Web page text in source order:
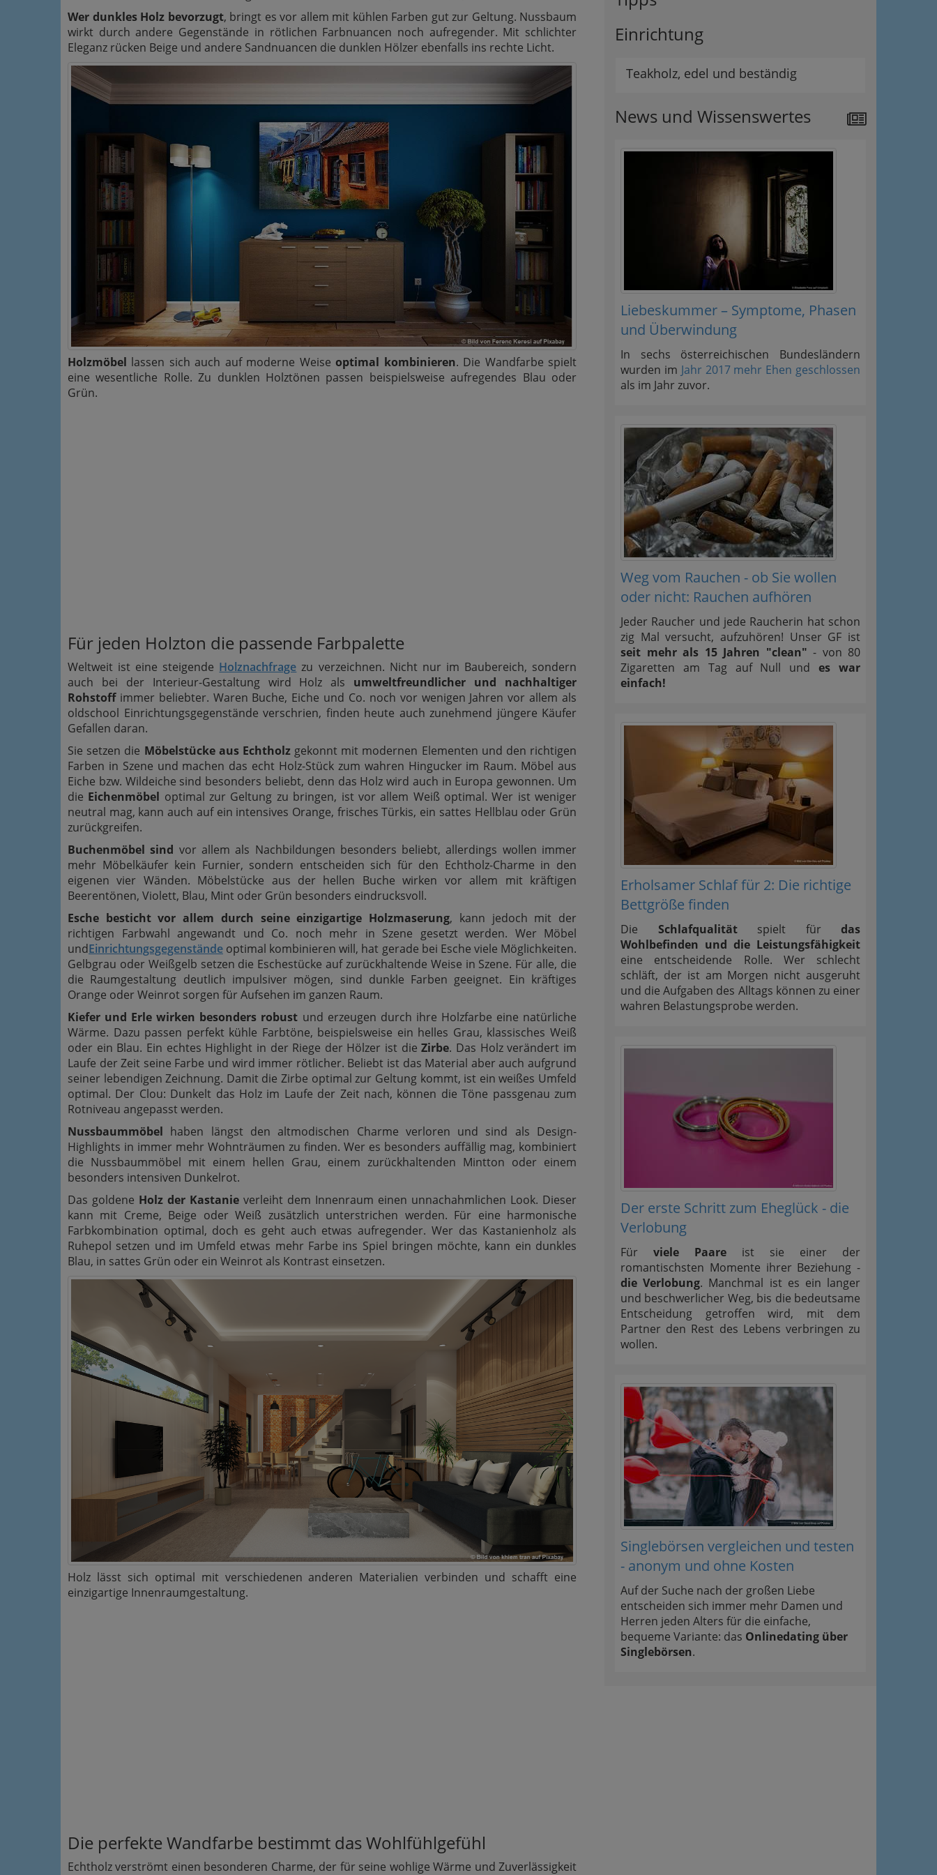
Wer dunkles Holz bevorzugt, bringt es vor allem mit kühlen Farben gut zur Geltung. Nussbaum
wirkt durch andere Gegenstände in rötlichen Farbnuancen noch aufregender. Mit schlichter
Eleganz rücken Beige und andere Sandnuancen die dunklen Hölzer ebenfalls ins rechte Licht.
Holzmöbel lassen sich auch auf moderne Weiseoptimal kombinieren. Die Wandfarbe spielt
eine wesentliche Rolle. Zu dunklen Holztönen passen beispielsweise aufregendes Blau oder
Grün.
Für jeden Holzton die passende Farbpalette
Weltweit ist eine steigende Holznachfrage zu verzeichnen. Nicht nur im Baubereich, sondern
auch bei der Interieur-Gestaltung wird Holz als umweltfreundlicher und nachhaltiger
Rohstoffimmer beliebter. Waren Buche, Eiche und Co. noch vor wenigen Jahren vor allem als
oldschool Einrichtungsgegenstände verschrien, finden heute auch zunehmend jüngere Käufer
Gefallen daran.
Sie setzen die Möbelstücke aus Echtholzgekonnt mit modernen Elementen und den richtigen
Farben in Szene und machen das echt Holz-Stück zum wahren Hingucker im Raum. Möbel aus
Eiche bzw. Wildeiche sind besonders beliebt, denn das Holz wird auch in Europa gewonnen. Um
die Eichenmöbel optimal zur Geltung zu bringen, ist vor allem Weiß optimal. Wer ist weniger
neutral mag, kann auch auf ein intensives Orange, frisches Türkis, ein sattes Hellblau oder Grün
zurückgreifen.
Buchenmöbel sind vor allem als Nachbildungen besonders beliebt, allerdings wollen immer
mehr Möbelkäufer kein Furnier, sondern entscheiden sich für den Echtholz-Charme in den
eigenen vier Wänden. Möbelstücke aus der hellen Buche wirken vor allem mit kräftigen
Beerentönen, Violett, Blau, Mint oder Grün besonders eindrucksvoll.
Esche besticht vor allem durch seine einzigartige Holzmaserung, kann jedoch mit der
richtigen Farbwahl angewandt und Co. noch mehr in Szene gesetzt werden. Wer Möbel
undEinrichtungsgegenstände optimal kombinieren will, hat gerade bei Esche viele Möglichkeiten.
Gelbgrau oder Weißgelb setzen die Eschestücke auf zurückhaltende Weise in Szene. Für alle, die
die Raumgestaltung deutlich impulsiver mögen, sind dunkle Farben geeignet. Ein kräftiges
Orange oder Weinrot sorgen für Aufsehen im ganzen Raum.
Kiefer und Erle wirken besonders robust und erzeugen durch ihre Holzfarbe eine natürliche
Wärme. Dazu passen perfekt kühle Farbtöne, beispielsweise ein helles Grau, klassisches Weiß
oder ein Blau. Ein echtes Highlight in der Riege der Hölzer ist dieZirbe. Das Holz verändert im
Laufe der Zeit seine Farbe und wird immer rötlicher. Beliebt ist das Material aber auch aufgrund
seiner lebendigen Zeichnung. Damit die Zirbe optimal zur Geltung kommt, ist ein weißes Umfeld
optimal. Der Clou: Dunkelt das Holz im Laufe der Zeit nach, können die Töne passgenau zum
Rotniveau angepasst werden.
Nussbaummöbel haben längst den altmodischen Charme verloren und sind als Design-
Highlights in immer mehr Wohnträumen zu finden. Wer es besonders auffällig mag, kombiniert
die Nussbaummöbel mit einem hellen Grau, einem zurückhaltenden Mintton oder einem
besonders intensiven Dunkelrot.
Das goldene Holz der Kastanie verleiht dem Innenraum einen unnachahmlichen Look. Dieser
kann mit Creme, Beige oder Weiß zusätzlich unterstrichen werden. Für eine harmonische
Farbkombination optimal, doch es geht auch etwas aufregender. Wer das Kastanienholz als
Ruhepol setzen und im Umfeld etwas mehr Farbe ins Spiel bringen möchte, kann ein dunkles
Blau, in sattes Grün oder ein Weinrot als Kontrast einsetzen.
Holz lässt sich optimal mit verschiedenen anderen Materialien verbinden und schafft eine
einzigartige Innenraumgestaltung.
Die perfekte Wandfarbe bestimmt das Wohlfühlgefühl
Echtholz verströmt einen besonderen Charme, der für seine wohlige Wärme und Zuverlässigkeit
Einrichtung
Teakholz, edel und beständig
News und Wissenswertes
Liebeskummer – Symptome, Phasen
und Überwindung
In sechs österreichischen Bundesländern
wurden im Jahr 2017 mehr Ehen geschlossen
als im Jahr zuvor.
Weg vom Rauchen - ob Sie wollen
oder nicht: Rauchen aufhören
Jeder Raucher und jede Raucherin hat schon
zig Mal versucht, aufzuhören! Unser GF ist
seit mehr als 15 Jahren "clean" - von 80
Zigaretten am Tag auf Null undes war
einfach!
Erholsamer Schlaf für 2: Die richtige
Bettgröße finden
Die Schlafqualitätspielt für das
Wohlbefinden und die Leistungsfähigkeit
eine entscheidende Rolle. Wer schlecht
schläft, der ist am Morgen nicht ausgeruht
und die Aufgaben des Alltags können zu einer
wahren Belastungsprobe werden.
Der erste Schritt zum Eheglück - die
Verlobung
Für viele Paare ist sie einer der
romantischsten Momente ihrer Beziehung -
die Verlobung. Manchmal ist es ein langer
und beschwerlicher Weg, bis die bedeutsame
Entscheidung getroffen wird, mit dem
Partner den Rest des Lebens verbringen zu
wollen.
Singlebörsen vergleichen und testen
- anonym und ohne Kosten
Auf der Suche nach der großen Liebe
entscheiden sich immer mehr Damen und
Herren jeden Alters für die einfache,
bequeme Variante: das Onlinedating über
Singlebörsen.